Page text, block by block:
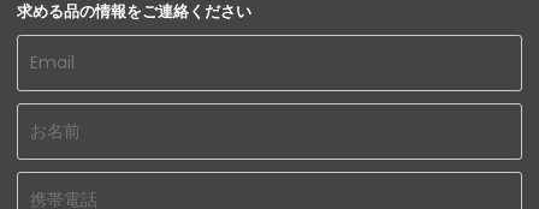
求める品の情報をご連絡ください